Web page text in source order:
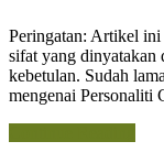
Peringatan: Artikel ini
sifat yang dinyatakan
kebetulan. Sudah
mengenai